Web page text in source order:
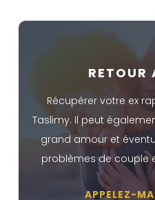
RETOUR
Récupérer votre ex
Taslimy. Il peut
grand amour et
problèmes de couple
APPELEZ-